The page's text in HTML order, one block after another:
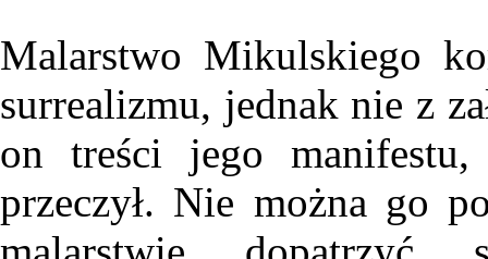
Malarstwo Mikulskiego
surrealizmu, jednak nie z
on treści jego
przeczył. Nie można go